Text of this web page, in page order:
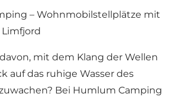
– Wohnmobilstellplätze mit
mit dem Klang der Wellen
auf das ruhige Wasser des
Bei Humlum Camping